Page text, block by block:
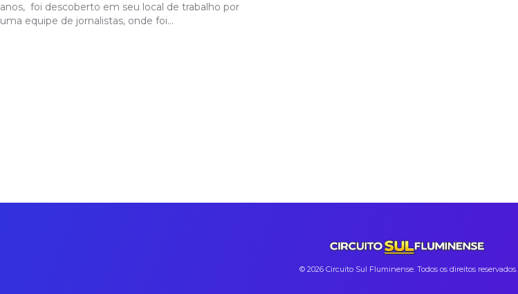
anos, foi descoberto em seu local de trabalho por
uma equipe de jornalistas, onde foi…
© 2026 Circuito Sul Fluminense. Todos os direitos reservados.